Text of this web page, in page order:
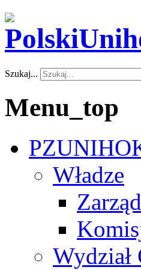
Szukaj...
Menu_top
Władze
Zarząd